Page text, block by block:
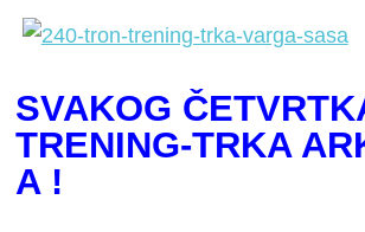
SVAKOG
TRENING-TRKA
A !